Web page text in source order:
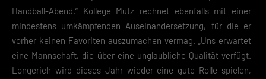
Handball-Abend.“ Kollege Mutz rechnet ebenfalls mit einer
mindestens umkämpfenden Auseinandersetzung, für die er
vorher keinen Favoriten auszumachen vermag. „Uns erwartet
eine Mannschaft, die über eine unglaubliche Qualität verfügt.
Longerich wird dieses Jahr wieder eine gute Rolle spielen,